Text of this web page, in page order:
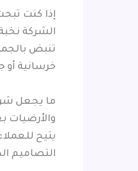
إذا كنت
الشركة
تنبض
خرسانية أو
ما يجعل
والأرضيات
يتيح
التصاميم